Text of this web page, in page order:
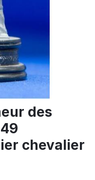
des
chevalier